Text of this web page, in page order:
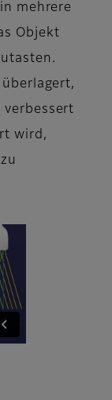
mehrere
Objekt
wird,